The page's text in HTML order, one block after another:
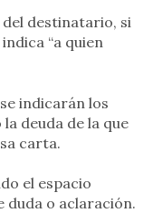
destinatario, si
“a quien
indicarán los
deuda de la que
carta.
el espacio
duda o aclaración.